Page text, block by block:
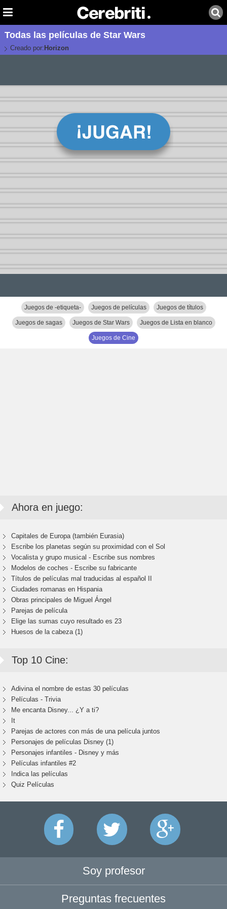
Todas las películas de Star Wars
Creado por: Horizon
Juegos de -etiqueta- Juegos de películas Juegos de títulos
Juegos de sagas Juegos de Star Wars Juegos de Lista en blanco
Juegos de Cine
Ahora en juego:
Capitales de Europa (también Eurasia)
Escribe los planetas según su proximidad con el Sol
Vocalista y grupo musical - Escribe sus nombres
Modelos de coches - Escribe su fabricante
Títulos de películas mal traducidas al español II
Ciudades romanas en Hispania
Obras principales de Miguel Ángel
Parejas de película
Elige las sumas cuyo resultado es 23
Huesos de la cabeza (1)
Top 10 Cine:
Adivina el nombre de estas 30 películas
Películas - Trivia
Me encanta Disney... ¿Y a ti?
It
Parejas de actores con más de una película juntos
Personajes de películas Disney (1)
Personajes infantiles - Disney y más
Películas infantiles #2
Indica las películas
Quiz Películas
Soy profesor
Preguntas frecuentes